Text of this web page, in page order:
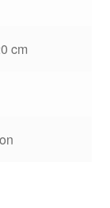
cm